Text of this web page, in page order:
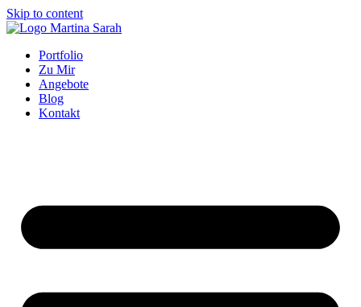
Skip to content
Portfolio
Zu Mir
Angebote
Blog
Kontakt